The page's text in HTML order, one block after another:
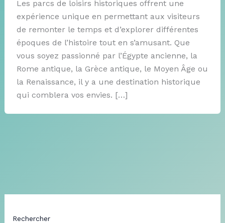
Les parcs de loisirs historiques offrent une
expérience unique en permettant aux visiteurs
de remonter le temps et d’explorer différentes
époques de l’histoire tout en s’amusant. Que
vous soyez passionné par l’Égypte ancienne, la
Rome antique, la Grèce antique, le Moyen Âge ou
la Renaissance, il y a une destination historique
qui comblera vos envies. […]
Rechercher